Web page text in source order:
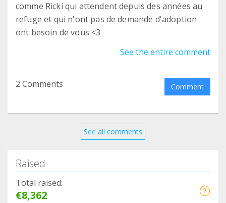
comme Ricki qui attendent depuis des années au
refuge et qui n'ont pas de demande d'adoption
ont besoin de vous <3
See the entire comment
2 Comments Comment
See all comments
Raised
Total raised:
€8,362